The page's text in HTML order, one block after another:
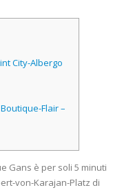
City-Albergo
Boutique-Flair –
Gans è per soli 5 minuti
von-Karajan-Platz di